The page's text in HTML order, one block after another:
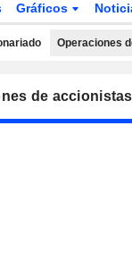
Gráficos
Operaciones
de